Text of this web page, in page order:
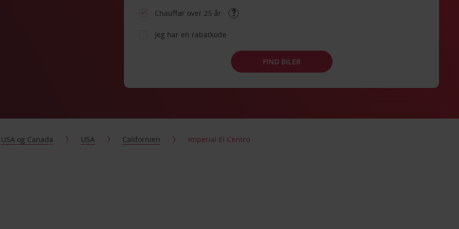
Chauffør over 25 år
Jeg har en rabatkode
FIND BILER
USA og Canada USA Californien Imperial El Centro